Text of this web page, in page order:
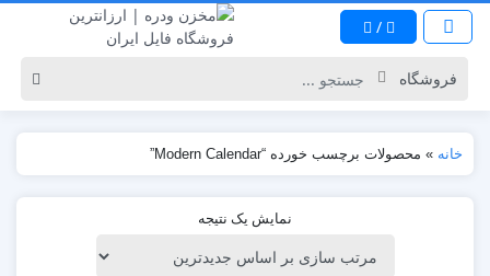
/
خانه » محصولات برچسب خورده “Modern Calendar”
نمایش یک نتیجه